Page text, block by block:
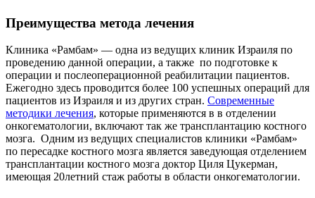
Преимущества метода лечения
Клиника «Рамбам» — одна из ведущих клиник Израиля по
проведению данной операции, а также по подготовке к
операции и послеоперационной реабилитации пациентов.
Ежегодно здесь проводится более 100 успешных операций для
пациентов из Израиля и из других стран. Современные
методики лечения, которые применяются в в отделении
онкогематологии, включают так же трансплантацию костного
мозга. Одним из ведущих специалистов клиники «Рамбам»
по пересадке костного мозга является заведующая отделением
трансплантации костного мозга доктор Циля Цукерман,
имеющая 20­летний стаж работы в области онкогематологии.